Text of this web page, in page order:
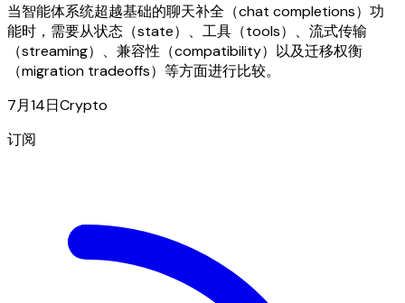
当智能体系统超越基础的聊天补全（chat completions）功
能时，需要从状态（state）、工具（tools）、流式传输
（streaming）、兼容性（compatibility）以及迁移权衡
（migration tradeoffs）等方面进行比较。
7月14日Crypto
订阅